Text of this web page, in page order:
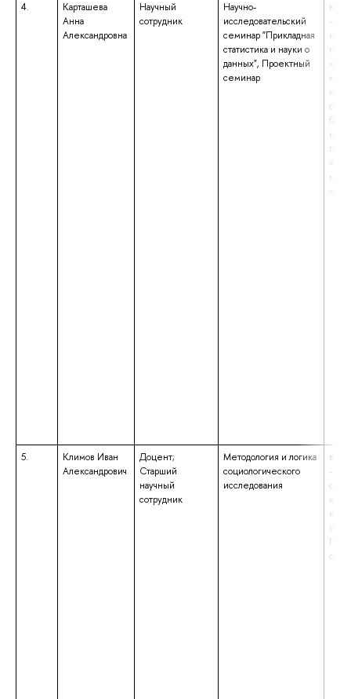
4.
Карташева
Анна
Александровна
Научный
сотрудник
Научно-
исследовательский
семинар "Прикладная
статистика и науки о
данных", Проектный
семинар
–
5.
Климов Иван
Александрович
Доцент;
Старший
научный
сотрудник
Методология и логика
социологического
исследования
–